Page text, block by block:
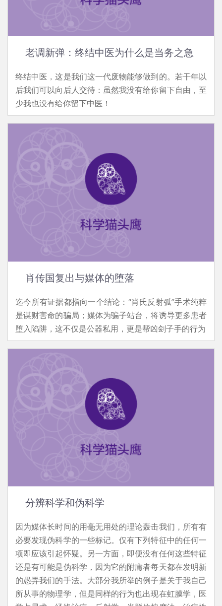
老调新弹：终结中医为什么是当务之急
终结中医，这是我们这一代废物能够做到的。若干年以
后我们可以向后人交待：虽然我没有给你留下自由，至
少我也没有给你留下中医！
肖传国复出与媒体的堕落
迄今所有证据都指向一个结论：“肖氏反射弧”手术纯粹
是谋财害命的骗局；媒体为骗子站台，将诱导更多患者
堕入陷阱，这不仅是公器私用，更是帮凶刽子手的行为
分辨科学和伪科学
因为媒体长时间的用毫无用处的理论轰击我们，所有有
必要发现伪科学的一些标记。仅有下列特征中的任何一
项即应该引起怀疑。另一方面，即便没有任何这些特征
还是有可能是伪科学，因为它的附庸者每天都在发明新
的愚弄我们的手法。大部分我所举的例子是关于我自己
所从事的物理学，但是同样的行为也出现在虹膜学，医